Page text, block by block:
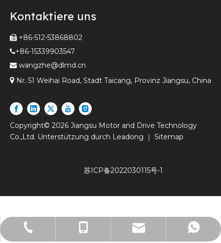
+86-512-53980061
+86-15026701859
Kontaktiere uns
 +86-512-53868802
+86-15339903547
 wangzhe@dlmd.cn
 Nr. 51 Weihai Road, Stadt Taicang, Provinz Jiangsu, China
Copyright© 2026 Jiangsu Motor and Drive Technology
Co.,Ltd. Unterstützung durch Leadong ｜ Sitemap
苏ICP备2022030115号-1